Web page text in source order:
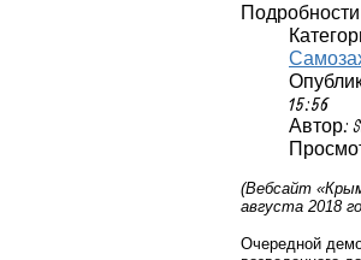
Подробности
15:56
Автор:
(Вебсайт
августа 2018
Очередной